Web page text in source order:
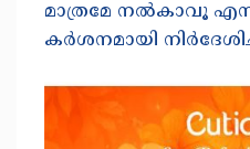
മാത്രമേ നൽകാവൂ
കർശനമായി